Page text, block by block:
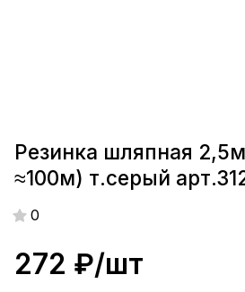
Резинка шляпная
≈100м) т.серый
0
272 ₽/шт